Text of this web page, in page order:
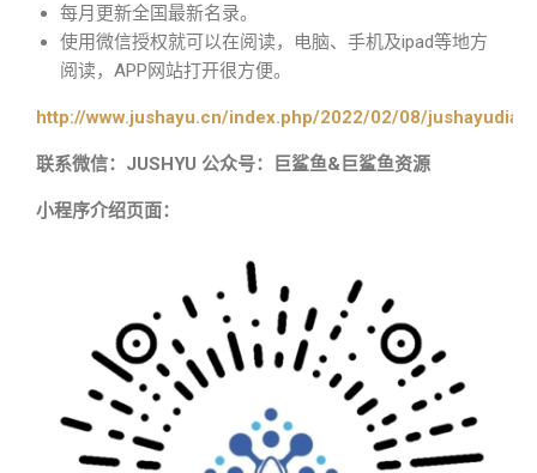
每月更新全国最新名录。
使用微信授权就可以在阅读，电脑、手机及ipad等地方
阅读，APP网站打开很方便。
http://www.jushayu.cn/index.php/2022/02/08/
联系微信：JUSHYU 公众号：巨鲨鱼&巨鲨鱼资源
小程序介绍页面：